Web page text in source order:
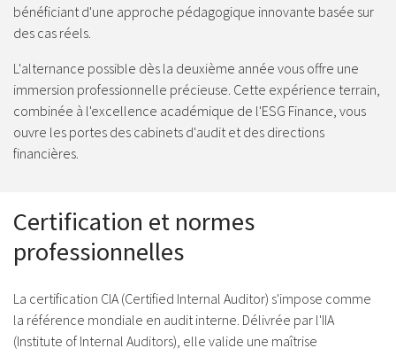
bénéficiant d'une approche pédagogique innovante basée sur
des cas réels.
L'alternance possible dès la deuxième année vous offre une
immersion professionnelle précieuse. Cette expérience terrain,
combinée à l'excellence académique de l'ESG Finance, vous
ouvre les portes des cabinets d'audit et des directions
financières.
Certification et normes
professionnelles
La certification CIA (Certified Internal Auditor) s'impose comme
la référence mondiale en audit interne. Délivrée par l'IIA
(Institute of Internal Auditors), elle valide une maîtrise